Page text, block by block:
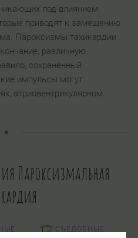
под влиянием
приводят к замещению
Пароксизмы тахикардии
различную
сохраненный
импульсы могут
атриовентрикулярном
Пароксизмальная
СЪЕДОБНЫЕ